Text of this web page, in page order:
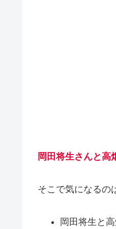
岡田将生さんと高
そこで気になるの
岡田将生と